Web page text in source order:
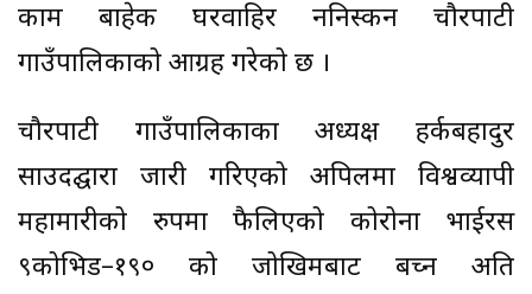
काम बाहेक घरवाहिर ननिस्कन चौरपाटी
गाउँपालिकाको आग्रह गरेको छ ।
चौरपाटी गाउँपालिकाका अध्यक्ष हर्कबहादुर
साउदद्घारा जारी गरिएको अपिलमा विश्वव्यापी
महामारीको रुपमा फैलिएको कोरोना भाईरस
९कोभिड–१९० को जोखिमबाट बच्न अति